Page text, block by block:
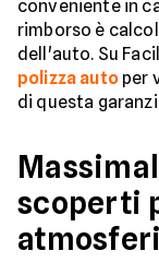
conveniente in
rimborso è
dell'auto. Su
polizza autoper
di questa
scoperti